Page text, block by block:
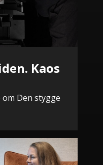
Kaos
om Den stygge